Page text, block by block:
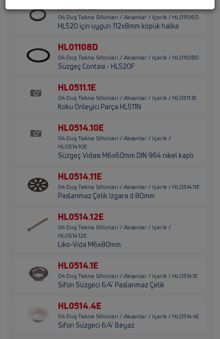
HL01106D
04 Duş Tekne Sifonları / Aksanlar / Içerik / HL01106D
HL520 için uygun 112x8mm köpük halka
HL01108D
04 Duş Tekne Sifonları / Aksanlar / Içerik / HL01108D
Süzgeç Contası - HL520F
HL0511.1E
04 Duş Tekne Sifonları / Aksanlar / Içerik / HL0511.1E
Koku Önleyici Parça HL511N
HL0514.10E
04 Duş Tekne Sifonları / Aksanlar / Içerik /
HL0514.10E
Süzgeç Vidası M6x60mm DIN 964 nikel kaplı
HL0514.11E
04 Duş Tekne Sifonları / Aksanlar / Içerik / HL0514.11E
Paslanmaz Çelik Izgara d 80mm
HL0514.12E
04 Duş Tekne Sifonları / Aksanlar / Içerik /
HL0514.12E
Liko-Vida M6x80mm
HL0514.1E
04 Duş Tekne Sifonları / Aksanlar / Içerik / HL0514.1E
Sifon Süzgeci 6/4' Paslanmaz Çelik
HL0514.4E
04 Duş Tekne Sifonları / Aksanlar / Içerik / HL0514.4E
Sifon Süzgeci 6/4' Beyaz